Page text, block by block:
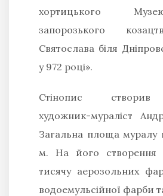
хортицького
запорозького
Святослава біля
у 972 році».
Стінопис створив
художник-мураліст
Загальна площа муралу
м. На його створення
тисячу аерозольних
водоемульсійної фарби